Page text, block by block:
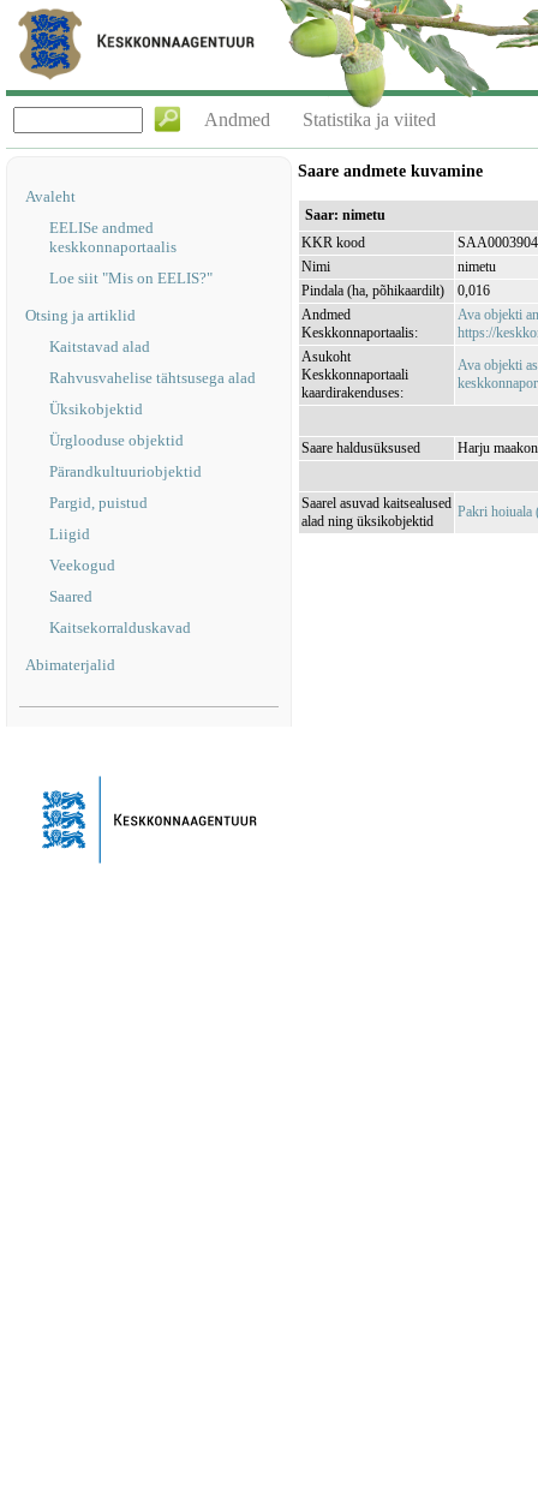
Andmed Statistika ja viited
Avaleht
EELISe andmed
keskkonnaportaalis
Loe siit "Mis on EELIS?"
Otsing ja artiklid
Kaitstavad alad
Rahvusvahelise tähtsusega alad
Üksikobjektid
Ürglooduse objektid
Pärandkultuuriobjektid
Pargid, puistud
Liigid
Veekogud
Saared
Kaitsekorralduskavad
Abimaterjalid
Saare andmete kuvamine
Saar: nimetu
KKR kood
SAA0003904
Nimi
nimetu
Pindala (ha, põhikaardilt)
0,016
Andmed
Keskkonnaportaalis:
Ava objekti
https://
Asukoht
Keskkonnaportaali
kaardirakenduses:
Ava objekti
Saare haldusüksused Harju
Saarel asuvad kaitsealused
alad ning üksikobjektid
Pakri